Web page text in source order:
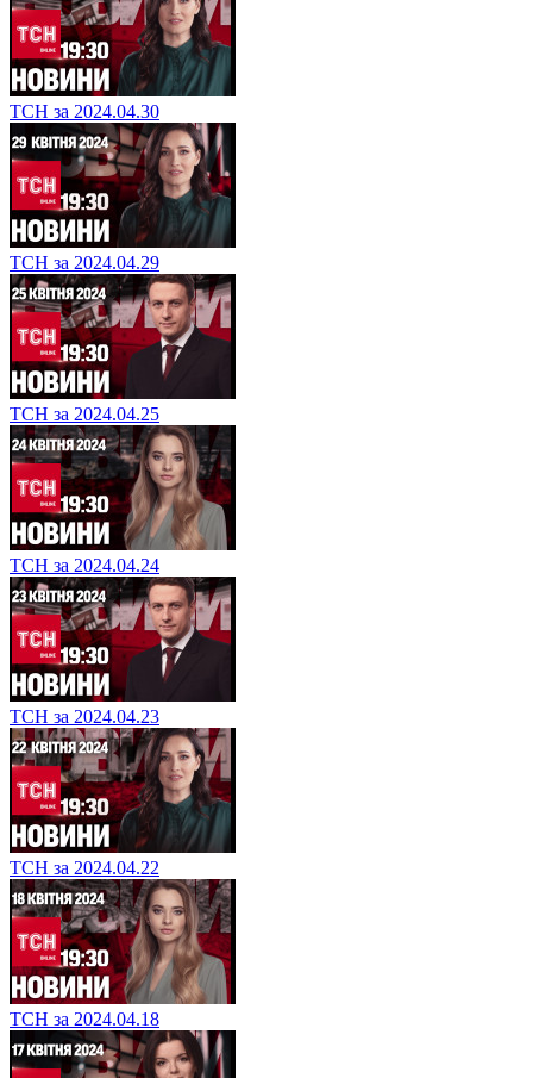
ТСН за 2024.04.30
ТСН за 2024.04.29
ТСН за 2024.04.25
ТСН за 2024.04.24
ТСН за 2024.04.23
ТСН за 2024.04.22
ТСН за 2024.04.18